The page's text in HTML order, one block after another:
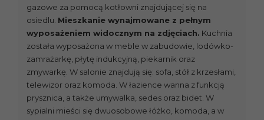
gazowe za pomocą kotłowni znajdującej się na
osiedlu. Mieszkanie wynajmowane z pełnym
wyposażeniem widocznym na zdjęciach. Kuchnia
została wyposażona w meble w zabudowie, lodówko-
zamrażarkę, płytę indukcyjną, piekarnik oraz
zmywarkę. W salonie znajdują się: sofa, stół z krzesłami,
telewizor oraz komoda. W łazience wanna z funkcją
prysznica, a także umywalka, sedes oraz bidet. W
sypialni mieści się dwuosobowe łóżko, komoda, a w